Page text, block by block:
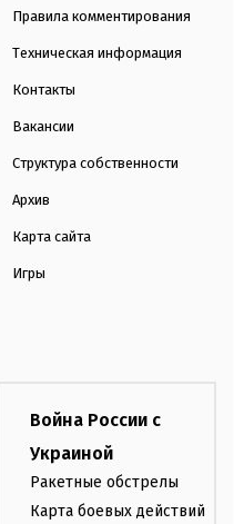
Правила комментирования
Техническая информация
Контакты
Вакансии
Структура собственности
Архив
Карта сайта
Игры
Война России с
Украиной
Ракетные обстрелы
Карта боевых действий